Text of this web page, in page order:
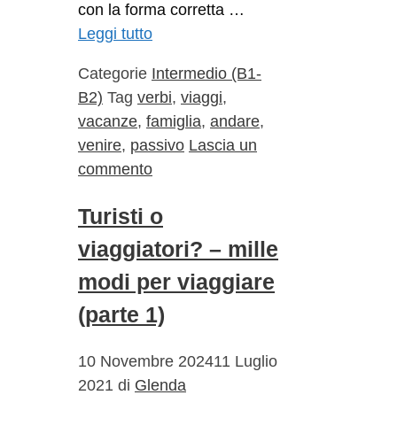
con la forma corretta …
Leggi tutto
Categorie Intermedio (B1-
B2) Tag verbi, viaggi,
vacanze, famiglia, andare,
venire, passivo Lascia un
commento
Turisti o
viaggiatori? – mille
modi per viaggiare
(parte 1)
10 Novembre 202411 Luglio
2021 di Glenda